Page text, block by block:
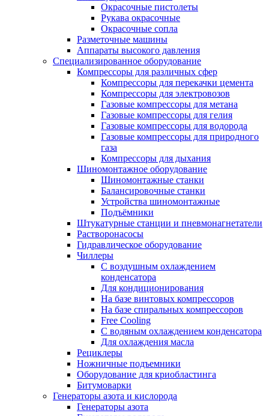
Окрасочные пистолеты
Рукава окрасочные
Окрасочные сопла
Разметочные машины
Аппараты высокого давления
Специализированное оборудование
Компрессоры для различных сфер
Компрессоры для перекачки цемента
Компрессоры для электровозов
Газовые компрессоры для метана
Газовые компрессоры для гелия
Газовые компрессоры для водорода
Газовые компрессоры для природного
газа
Компрессоры для дыхания
Шиномонтажное оборудование
Шиномонтажные станки
Балансировочные станки
Устройства шиномонтажные
Подъёмники
Штукатурные станции и пневмонагнетатели
Растворонасосы
Гидравлическое оборудование
Чиллеры
С воздушным охлаждением
конденсатора
Для кондиционирования
На базе винтовых компрессоров
На базе спиральных компрессоров
Free Cooling
С водяным охлаждением конденсатора
Для охлаждения масла
Рециклеры
Ножничные подъемники
Оборудование для криобластинга
Битумоварки
Генераторы азота и кислорода
Генераторы азота